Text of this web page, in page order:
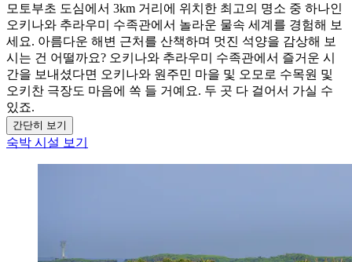
모토부초 도심에서 3km 거리에 위치한 최고의 명소 중 하나인
오키나와 추라우미 수족관에서 놀라운 물속 세계를 경험해 보
세요. 아름다운 해변 근처를 산책하며 멋진 석양을 감상해 보
시는 건 어떨까요? 오키나와 추라우미 수족관에서 즐거운 시
간을 보내셨다면 오키나와 원주민 마을 및 오모로 수목원 및
오키찬 극장도 마음에 쏙 들 거예요. 두 곳 다 걸어서 가실 수
있죠.
간단히 보기
숙박 시설 보기